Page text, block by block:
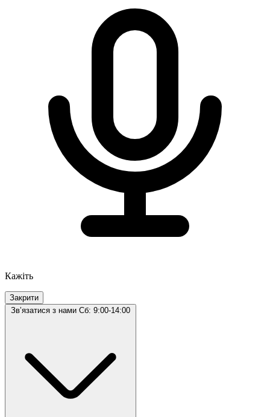
Кажіть
Закрити
Звʼязатися з нами Сб: 9:00-14:00